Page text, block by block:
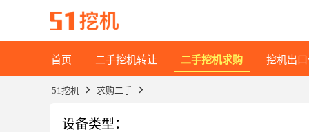
首页 二手挖机转让 二手挖机求购 挖机出
51挖机 求购二手
设备类型：